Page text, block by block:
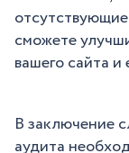
сможете
вашего сайта и
В заключение
аудита